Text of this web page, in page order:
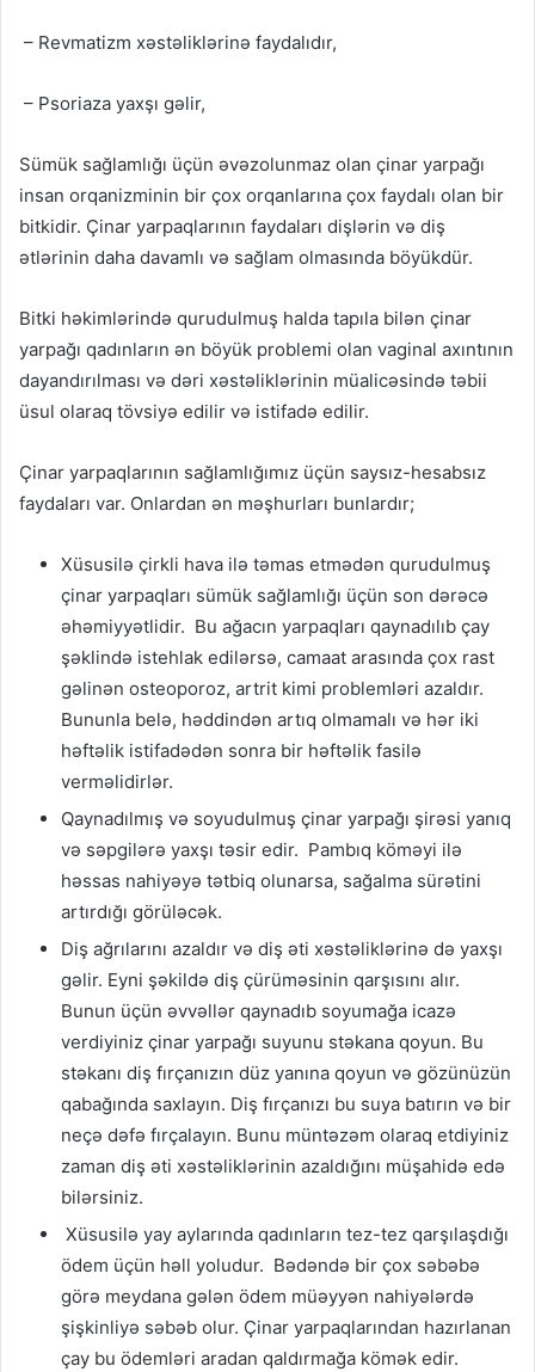
– Revmatizm xəstəliklərinə faydalıdır,
– Psoriaza yaxşı gəlir,
Sümük sağlamlığı üçün əvəzolunmaz olan çinar yarpağı
insan orqanizminin bir çox orqanlarına çox faydalı olan bir
bitkidir. Çinar yarpaqlarının faydaları dişlərin və diş
ətlərinin daha davamlı və sağlam olmasında böyükdür.
Bitki həkimlərində qurudulmuş halda tapıla bilən çinar
yarpağı qadınların ən böyük problemi olan vaginal axıntının
dayandırılması və dəri xəstəliklərinin müalicəsində təbii
üsul olaraq tövsiyə edilir və istifadə edilir.
Çinar yarpaqlarının sağlamlığımız üçün saysız-hesabsız
faydaları var. Onlardan ən məşhurları bunlardır;
Xüsusilə çirkli hava ilə təmas etmədən qurudulmuş
çinar yarpaqları sümük sağlamlığı üçün son dərəcə
əhəmiyyətlidir. Bu ağacın yarpaqları qaynadılıb çay
şəklində istehlak edilərsə, camaat arasında çox rast
gəlinən osteoporoz, artrit kimi problemləri azaldır.
Bununla belə, həddindən artıq olmamalı və hər iki
həftəlik istifadədən sonra bir həftəlik fasilə
verməlidirlər.
Qaynadılmış və soyudulmuş çinar yarpağı şirəsi yanıq
və səpgilərə yaxşı təsir edir. Pambıq köməyi ilə
həssas nahiyəyə tətbiq olunarsa, sağalma sürətini
artırdığı görüləcək.
Diş ağrılarını azaldır və diş əti xəstəliklərinə də yaxşı
gəlir. Eyni şəkildə diş çürüməsinin qarşısını alır.
Bunun üçün əvvəllər qaynadıb soyumağa icazə
verdiyiniz çinar yarpağı suyunu stəkana qoyun. Bu
stəkanı diş fırçanızın düz yanına qoyun və gözünüzün
qabağında saxlayın. Diş fırçanızı bu suya batırın və bir
neçə dəfə fırçalayın. Bunu müntəzəm olaraq etdiyiniz
zaman diş əti xəstəliklərinin azaldığını müşahidə edə
bilərsiniz.
Xüsusilə yay aylarında qadınların tez-tez qarşılaşdığı
ödem üçün həll yoludur. Bədəndə bir çox səbəbə
görə meydana gələn ödem müəyyən nahiyələrdə
şişkinliyə səbəb olur. Çinar yarpaqlarından hazırlanan
çay bu ödemləri aradan qaldırmağa kömək edir.